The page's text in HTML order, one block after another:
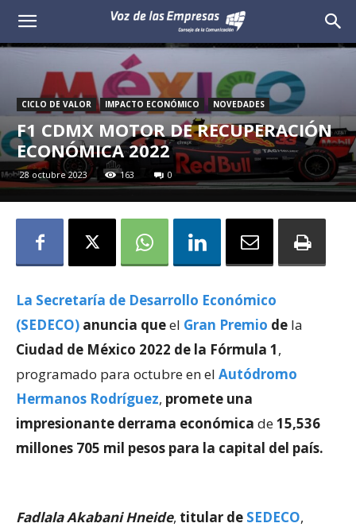
Voz
Empresas
CICLO DE VALOR IMPACTO ECONÓMICO NOVEDADES
F1 CDMX MOTOR DE RECUPERACIÓN
ECONÓMICA 2022
28 octubre 2023 163 0
La Secretaría de Desarrollo Económico
(SEDECO) anuncia queel Gran Premio de la
Ciudad de México 2022 de la Fórmula 1,
programado para octubre en el Autódromo
Hermanos Rodríguez, promete una
impresionante derrama económica de15,536
millones 705 mil pesos para la capital del país.
Fadlala Akabani Hneide, titular de SEDECO,